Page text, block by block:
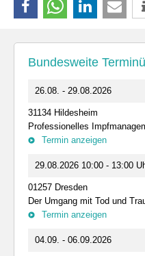
Bundesweite
26.08. - 29.08.2026
31134 Hildesheim
Professionelles
Termin anzeigen
29.08.2026 10:00 - 13:00
01257 Dresden
Der Umgang mit Tod und
Termin anzeigen
04.09. - 06.09.2026